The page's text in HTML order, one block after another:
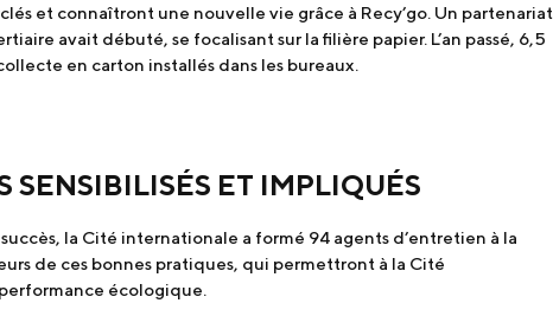
et connaîtront une nouvelle vie grâce à Recy’go. Un partenariat
avait débuté, se focalisant sur la filière papier. L’an passé, 6,5
en carton installés dans les bureaux.
SENSIBILISÉS ET IMPLIQUÉS
la Cité internationale a formé 94 agents d’entretien à la
de ces bonnes pratiques, qui permettront à la Cité
écologique.